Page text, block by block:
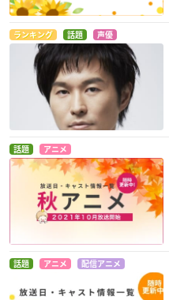
ランキング 話題 声優
話題 アニメ
話題 アニメ 配信アニメ